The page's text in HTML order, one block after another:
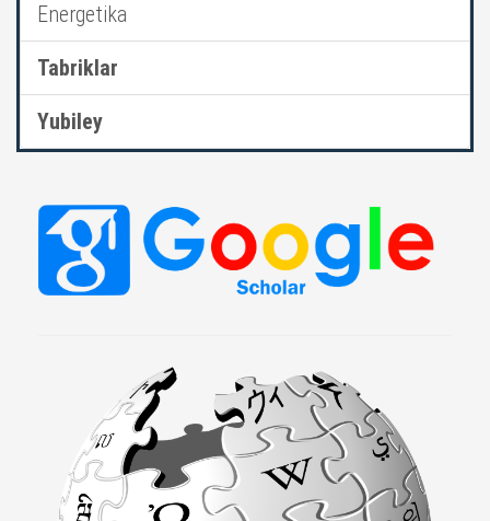
Energetika
Tabriklar
Yubiley